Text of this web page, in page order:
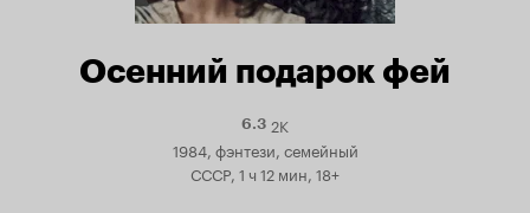
Осенний подарок фей
6.3Рейтинг
Кинопоиска
6.3
2K
1984, фэнтези, семейный
СССР, 1 ч 12 мин, 18+